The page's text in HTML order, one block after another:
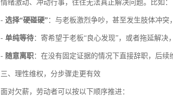
情绪激动、冲动行事，往往无法真正解决问题。比如：
- 选择“硬碰硬”：与老板激烈争吵，甚至发生肢体冲突
- 单纯等待：寄希望于老板“良心发现”，或者拖延解决
- 随意离职：在没有固定证据的情况下直接辞职，后续
三、理性维权，分步骤走更有效
面对欠薪，劳动者可以按以下顺序推进：